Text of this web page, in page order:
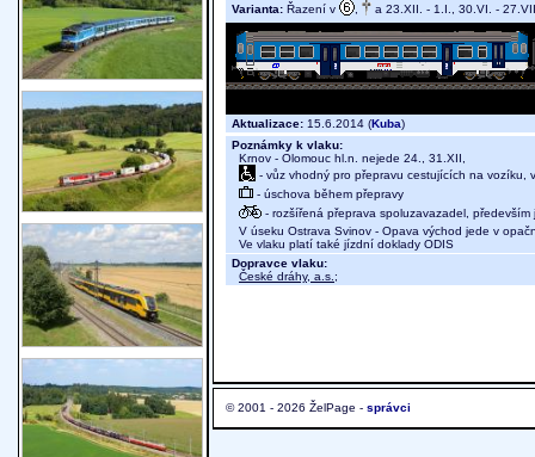
Varianta: Řazení v a 23.XII. - 1.I., 30.VI. -
Aktualizace: 15.6.2014 (Kuba)
Poznámky k vlaku:
Krnov - Olomouc hl.n. nejede 24., 31.XII,
- vůz vhodný pro přepravu cestujících na vozíku,
- úschova během přepravy
- rozšířená přeprava spoluzavazadel, především
V úseku Ostrava Svinov - Opava východ jede v
Ve vlaku platí také jízdní doklady ODIS
Dopravce vlaku:
České dráhy, a.s. ;
© 2001 - 2026 ŽelPage - správci